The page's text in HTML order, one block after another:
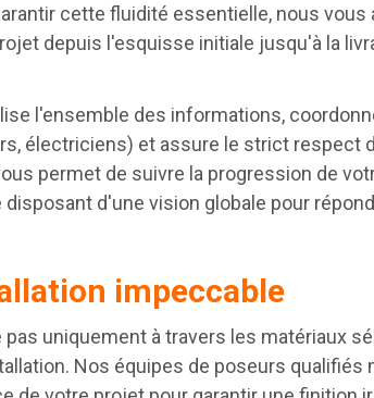
cette fluidité essentielle, nous vous
depuis l'esquisse initiale jusqu'à la
l'ensemble des informations,
électriciens) et assure le strict respect
permet de suivre la progression de
d'une vision globale pour
impeccable
uniquement à travers les matériaux
Nos équipes de poseurs qualifiés